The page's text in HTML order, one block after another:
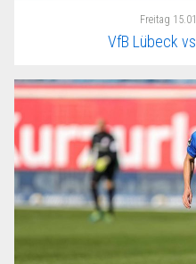
Freitag
VfB Lübeck